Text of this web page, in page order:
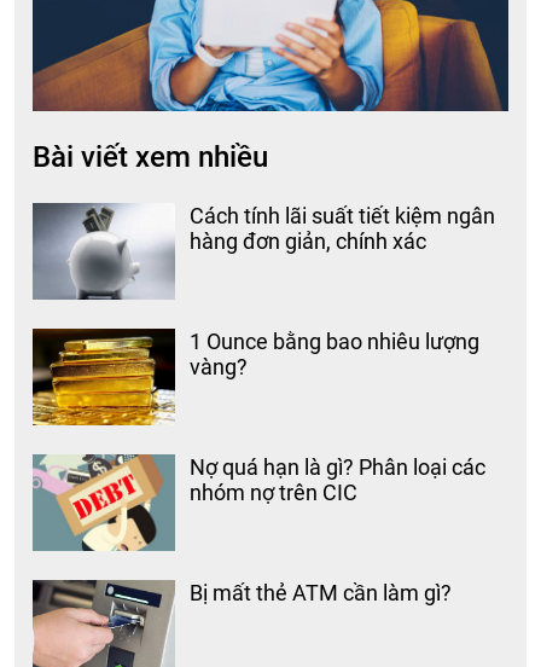
Bài viết xem nhiều
Cách tính lãi suất tiết kiệm ngân
hàng đơn giản, chính xác
1 Ounce bằng bao nhiêu lượng
vàng?
Nợ quá hạn là gì? Phân loại các
nhóm nợ trên CIC
Bị mất thẻ ATM cần làm gì?